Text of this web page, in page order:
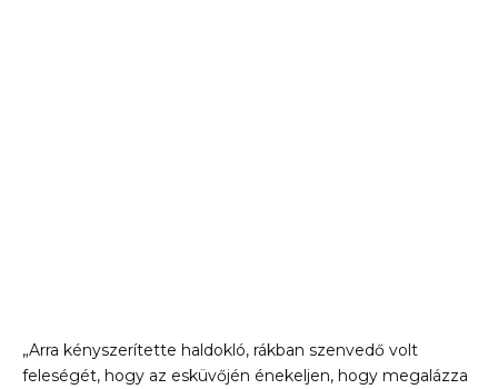
„Arra kényszerítette haldokló, rákban szenvedő volt
feleségét, hogy az esküvőjén énekeljen, hogy megalázza